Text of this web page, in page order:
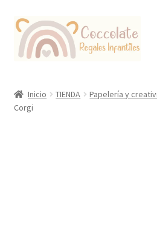
Ir
la
Ir
contenido
Coccolate Puericultura y
Inicio TIENDA Papelería y
Corgi